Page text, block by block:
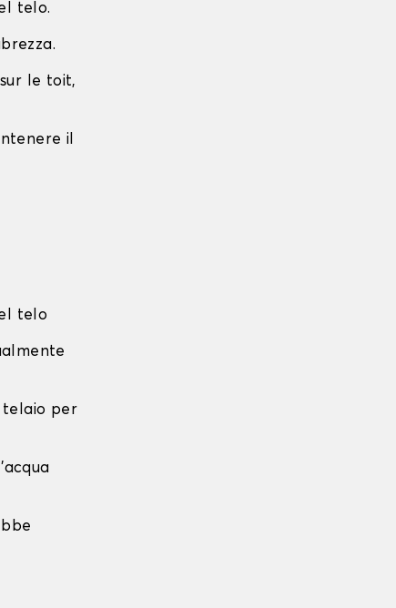
telo.
le toit,
il
telo
telaio per